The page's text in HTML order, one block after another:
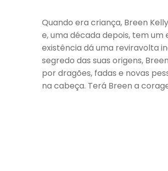
Quando era criança, Breen
e, uma década depois, tem
existência dá uma reviravolta
segredo das suas origens,
por dragões, fadas e novas
na cabeça. Terá Breen a